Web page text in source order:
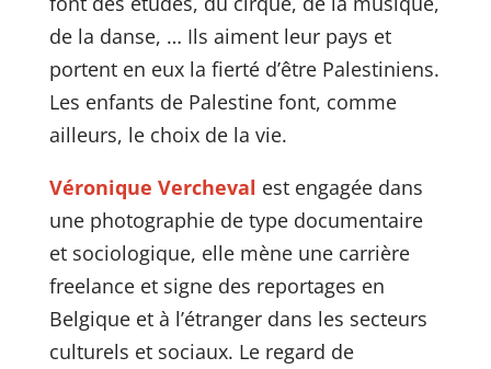
de la danse, … Ils aiment leur pays et
portent en eux la fierté d’être Palestiniens.
Les enfants de Palestine font, comme
ailleurs, le choix de la vie.
Véronique Vercheval est engagée dans
une photographie de type documentaire
et sociologique, elle mène une carrière
freelance et signe des reportages en
Belgique et à l’étranger dans les secteurs
culturels et sociaux. Le regard de